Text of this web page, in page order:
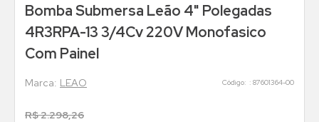
Bomba Submersa Leão 4" Polegadas
4R3RPA-13 3/4Cv 220V Monofasico
Com Painel
LEAO : 87601364-00
R$2.298,26